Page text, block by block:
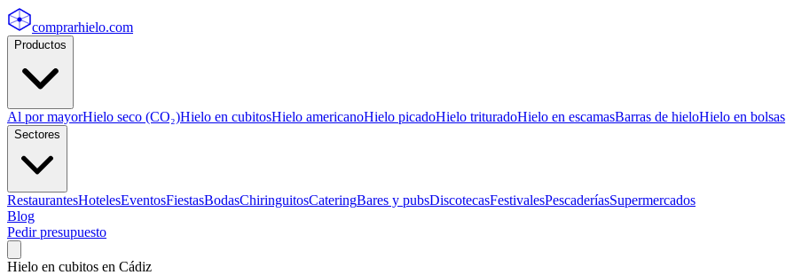
comprarhielo.com
Productos
Al por mayorHielo seco (CO₂)Hielo en cubitosHielo americanoHielo picadoHielo trituradoHielo en escamasBarras de hieloHielo en bolsas
Sectores
RestaurantesHotelesEventosFiestasBodasChiringuitosCateringBares y pubsDiscotecasFestivalesPescaderíasSupermercados
Blog
Pedir presupuesto
Hielo en cubitos en Cádiz